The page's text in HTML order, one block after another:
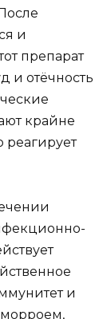
и
препарат
и отёчность
крайне
и